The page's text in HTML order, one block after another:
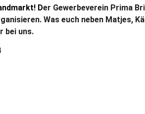
Der Gewerbeverein Prima
Was euch neben Matjes,
bei uns.